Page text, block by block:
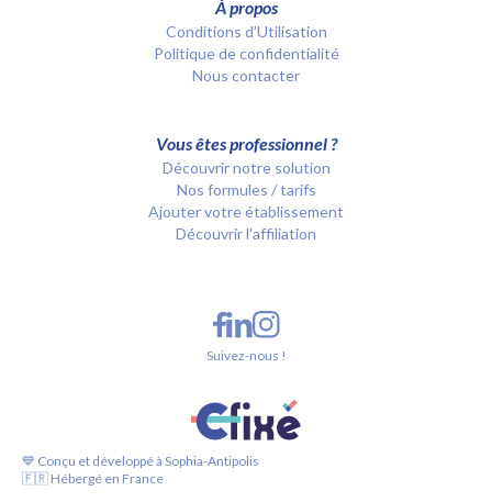
À propos
Conditions d’Utilisation
Politique de confidentialité
Nous contacter
Vous êtes professionnel ?
Découvrir notre solution
Nos formules / tarifs
Ajouter votre établissement
Découvrir l'affiliation
💙 Conçu et développé à Sophia-Antipolis
🇫🇷 Hébergé en France
Suivez-nous !